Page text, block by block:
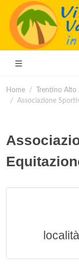
Home Trentino Alto
Associazione